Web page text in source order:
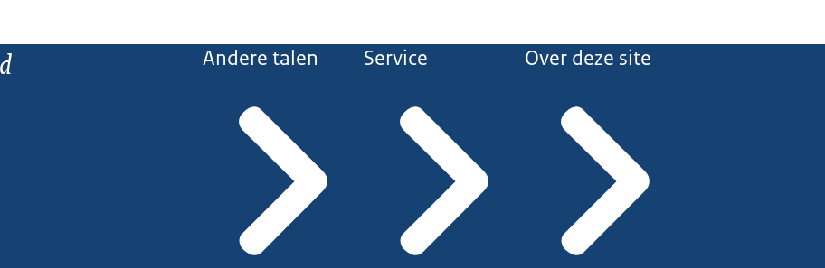
Andere talen Service Over deze site